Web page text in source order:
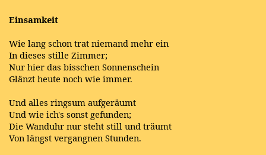
Einsamkeit
Wie lang schon trat niemand mehr ein
In dieses stille Zimmer;
Nur hier das bisschen Sonnenschein
Glänzt heute noch wie immer.
Und alles ringsum aufgeräumt
Und wie ich's sonst gefunden;
Die Wanduhr nur steht still und träumt
Von längst vergangnen Stunden.